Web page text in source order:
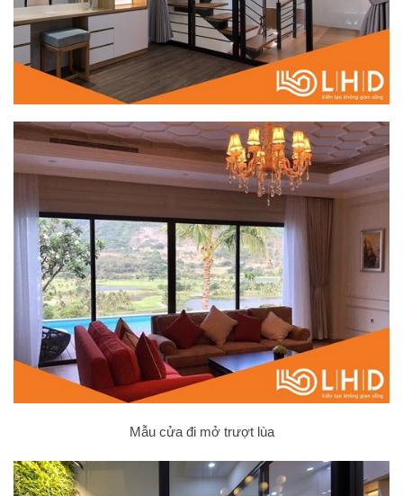
Mẫu cửa đi mở trượt lùa